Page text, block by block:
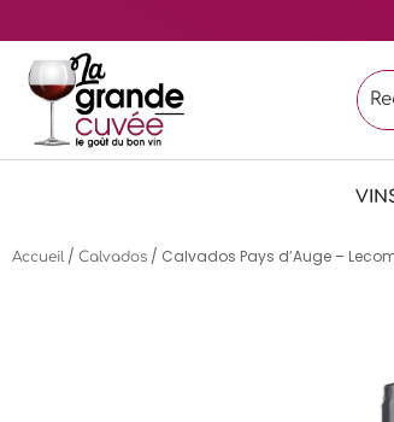
Accueil / Calvados / Calvados Pays d’Auge –